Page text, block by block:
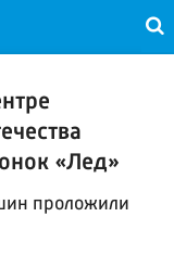
«Лед»
проложили